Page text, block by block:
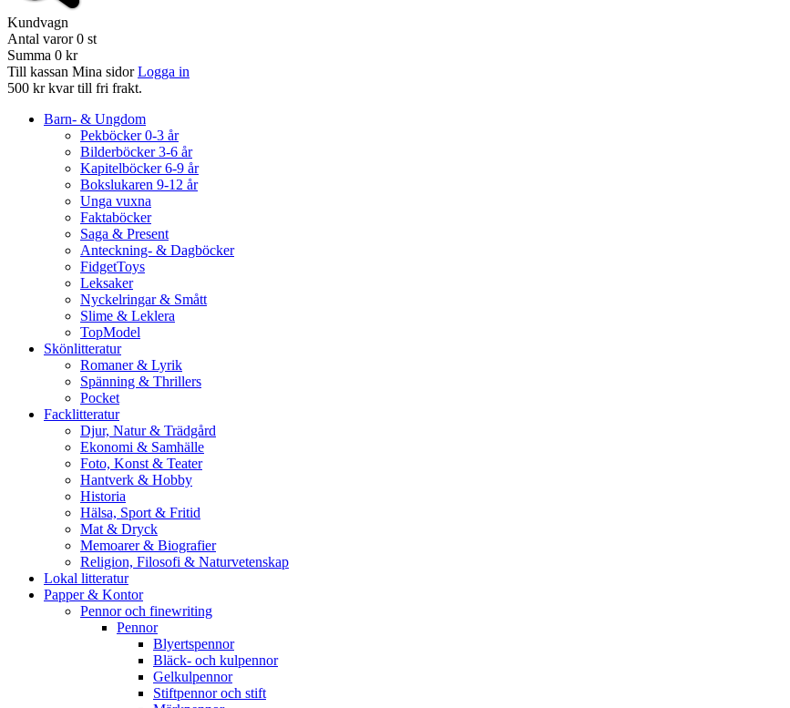
Kundvagn
Antal varor 0 st
Summa 0 kr
Till kassan Mina sidor Logga in
500 kr kvar till fri frakt.
Barn- & Ungdom
Pekböcker 0-3 år
Bilderböcker 3-6 år
Kapitelböcker 6-9 år
Bokslukaren 9-12 år
Unga vuxna
Faktaböcker
Saga & Present
Anteckning- & Dagböcker
FidgetToys
Leksaker
Nyckelringar & Smått
Slime & Leklera
TopModel
Skönlitteratur
Romaner & Lyrik
Spänning & Thrillers
Pocket
Facklitteratur
Djur, Natur & Trädgård
Ekonomi & Samhälle
Foto, Konst & Teater
Hantverk & Hobby
Historia
Hälsa, Sport & Fritid
Mat & Dryck
Memoarer & Biografier
Religion, Filosofi & Naturvetenskap
Lokal litteratur
Papper & Kontor
Pennor och finewriting
Pennor
Blyertspennor
Bläck- och kulpennor
Gelkulpennor
Stiftpennor och stift